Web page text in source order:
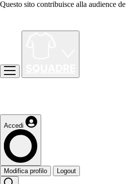
Questo sito contribuisce alla audience de
Accedi
Modifica profilo Logout